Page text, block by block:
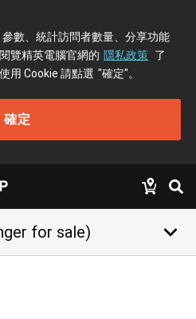
數、統計訪問者數量、分享功能
覽精英電腦官網的 隱私政策 了
用 Cookie 請點選 "確定"。
確定
for sale) keyboard_arrow_down